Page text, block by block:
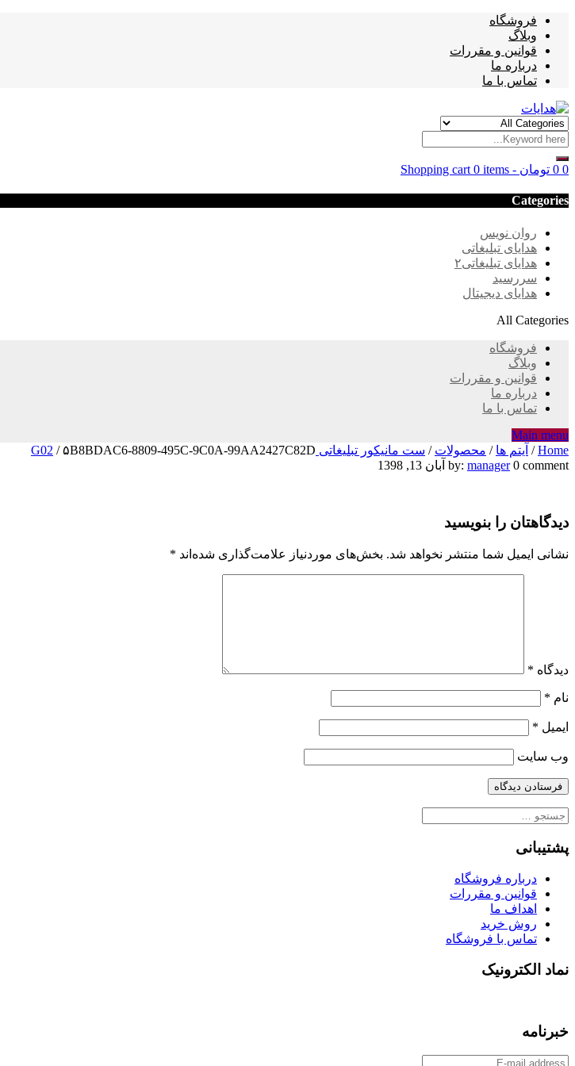
فروشگاه
وبلاگ
قوانین و مقررات
درباره ما
تماس با ما
Shopping cart 0 items - 0 تومان 0
Categories
روان نویس
هدایای تبلیغاتی
هدایای تبلیغاتی۲
سررسید
هدایای دیجیتال
All Categories
فروشگاه
وبلاگ
قوانین و مقررات
درباره ما
تماس با ما
Main menu
Home
/ آیتم ها / محصولات / ست مانیکور تبلیغاتی G02 / ۵B8BDAC6-8809-495C-9C0A-99AA2427C82D
۵B8BDAC6-
495C-
9C0A-
by: manager 0 comment آبان 13, 1398
دیدگاهتان را بنویسید
نشانی ایمیل شما منتشر نخواهد شد. بخش‌های موردنیاز علامت‌گذاری شده‌اند *
دیدگاه *
نام *
ایمیل *
وب‌ سایت
جستجو
پشتیبانی
درباره فروشگاه
قوانین و مقررات
اهداف ما
روش خرید
تماس با فروشگاه
نماد الکترونیک
خبرنامه